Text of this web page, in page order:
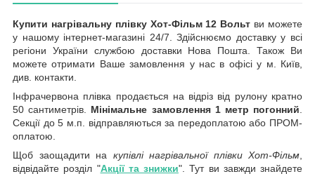
Купити нагрівальну плівку Хот-Фільм 12 Вольт ви можете
у нашому інтернет-магазині 24/7. Здійснюємо доставку у всі
регіони України службою доставки Нова Пошта. Також Ви
можете отримати Ваше замовлення у нас в офісі у м. Київ,
див. контакти.
Інфрачервона плівка продається на відріз від рулону кратно
50 сантиметрів. Мінімальне замовлення 1 метр погонний
Секції до 5 м.п. відправляються за передоплатою або ПРОМ-
оплатою.
Щоб заощадити на купівлі нагрівальної плівки Хот-Фільм
відвідайте розділ "Акції та знижки". Тут ви завжди знайдете